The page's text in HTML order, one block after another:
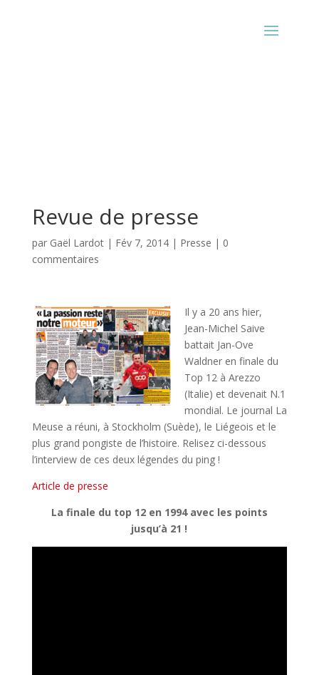
Revue de presse
par Gaël Lardot| Fév 7, 2014| Presse | 0
commentaires
Il y a 20 ans hier,
Jean-Michel Saive
battait Jan-Ove
Waldner en finale du
Top 12 à Arezzo
(Italie) et devenait N.1
mondial. Le journal La
Meuse a réuni, à Stockholm (Suède), le Liégeois et le
plus grand pongiste de l’histoire. Relisez ci-dessous
l’interview de ces deux légendes du ping !
Article de presse
La finale du top 12 en 1994 avec les points
jusqu’à 21 !